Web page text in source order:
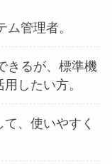
管理者。
きるが、標準機
したい方。
、使いやすく